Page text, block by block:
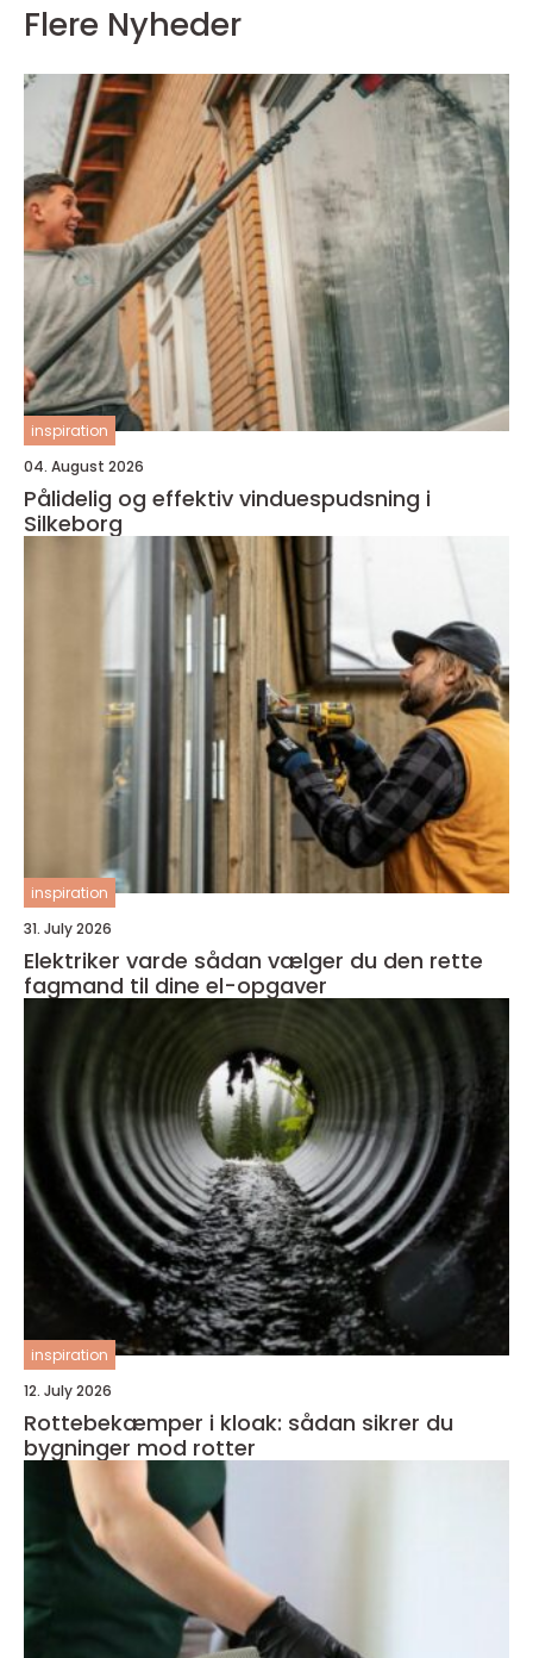
Flere Nyheder
inspiration
04. August 2026
Pålidelig og effektiv vinduespudsning i
Silkeborg
inspiration
31. July 2026
Elektriker varde sådan vælger du den rette
fagmand til dine el-opgaver
inspiration
12. July 2026
Rottebekæmper i kloak: sådan sikrer du
bygninger mod rotter